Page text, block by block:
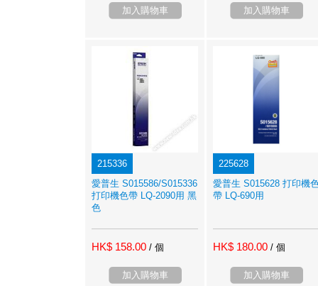
加入購物車 加入購物車
215336
愛普生 S015586/S015336
打印機色帶 LQ-2090用 黑
色
HK$ 158.00 / 個
加入購物車
225628
愛普生 S015628 打印機
帶 LQ-690用
HK$ 180.00 / 個
加入購物車